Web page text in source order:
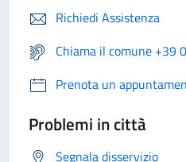
Richiedi Assistenza
Chiama il comune +39
Prenota un
Problemi in città
Segnala disservizio